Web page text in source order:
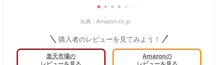
出典： Amazon.co.jp
購入者のレビューを見てみよう！
楽天市場の
Amazonの